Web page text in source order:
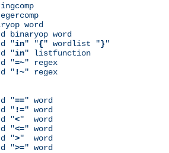
word
binaryop word
"
in" "{" wordlist "}"
"
in" listfunction
"
=~" regex
"
!~" regex
"==" word
"
!=" word
"
<"  word
"
<=" word
"
>"  word
"
>=" word